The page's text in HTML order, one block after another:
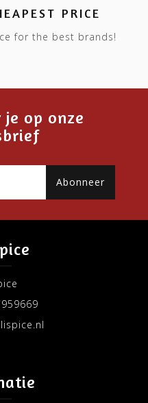
PRICE
for the best brands!
op onze
Abonneer